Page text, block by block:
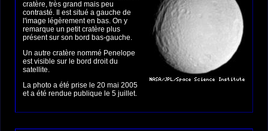
cratère, très grand mais peu
contrasté. Il est situé a gauche de
l'image légèrement en bas. On y
remarque un petit cratère plus
présent sur son bord bas-gauche.
Un autre cratère nommé Penelope
est visible sur le bord droit du
satellite.
La photo a été prise le 20 mai 2005
et a été rendue publique le 5 juillet.